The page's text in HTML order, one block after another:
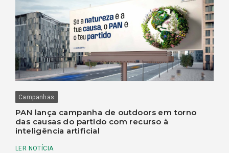
Campanhas
PAN lança campanha de outdoors em torno
das causas do partido com recurso à
inteligência artificial
LER NOTÍCIA